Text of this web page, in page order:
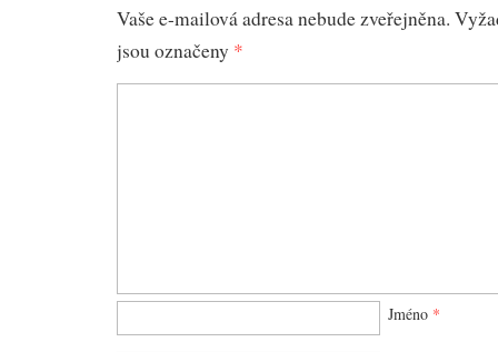
Vaše e-mailová adresa nebude zveřejněna.
jsou označeny *
Jméno *